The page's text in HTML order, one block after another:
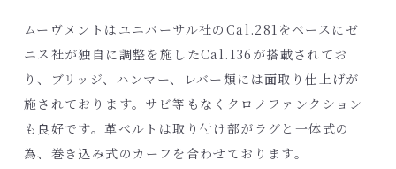
ムーヴメントはユニバーサル社のCal.281をベースにゼ
ニス社が独自に調整を施したCal.136が搭載されてお
り、ブリッジ、ハンマー、レバー類には面取り仕上げが
施されております。サビ等もなくクロノファンクション
も良好です。革ベルトは取り付け部がラグと一体式の
為、巻き込み式のカーフを合わせております。